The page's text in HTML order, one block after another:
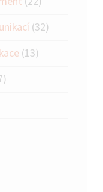
(32)
(13)